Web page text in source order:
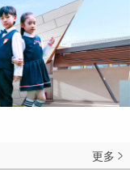
更多 